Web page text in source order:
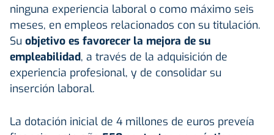
ninguna experiencia laboral o como máximo seis
meses, en empleos relacionados con su titulación.
Su objetivo es favorecer la mejora de su
empleabilidad, a través de la adquisición de
experiencia profesional, y de consolidar su
inserción laboral.
La dotación inicial de 4 millones de euros preveía